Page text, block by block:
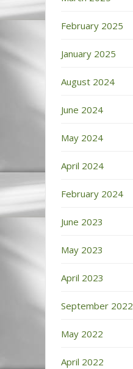
February 2025
January 2025
August 2024
June 2024
May 2024
April 2024
February 2024
June 2023
May 2023
April 2023
September 2022
May 2022
April 2022